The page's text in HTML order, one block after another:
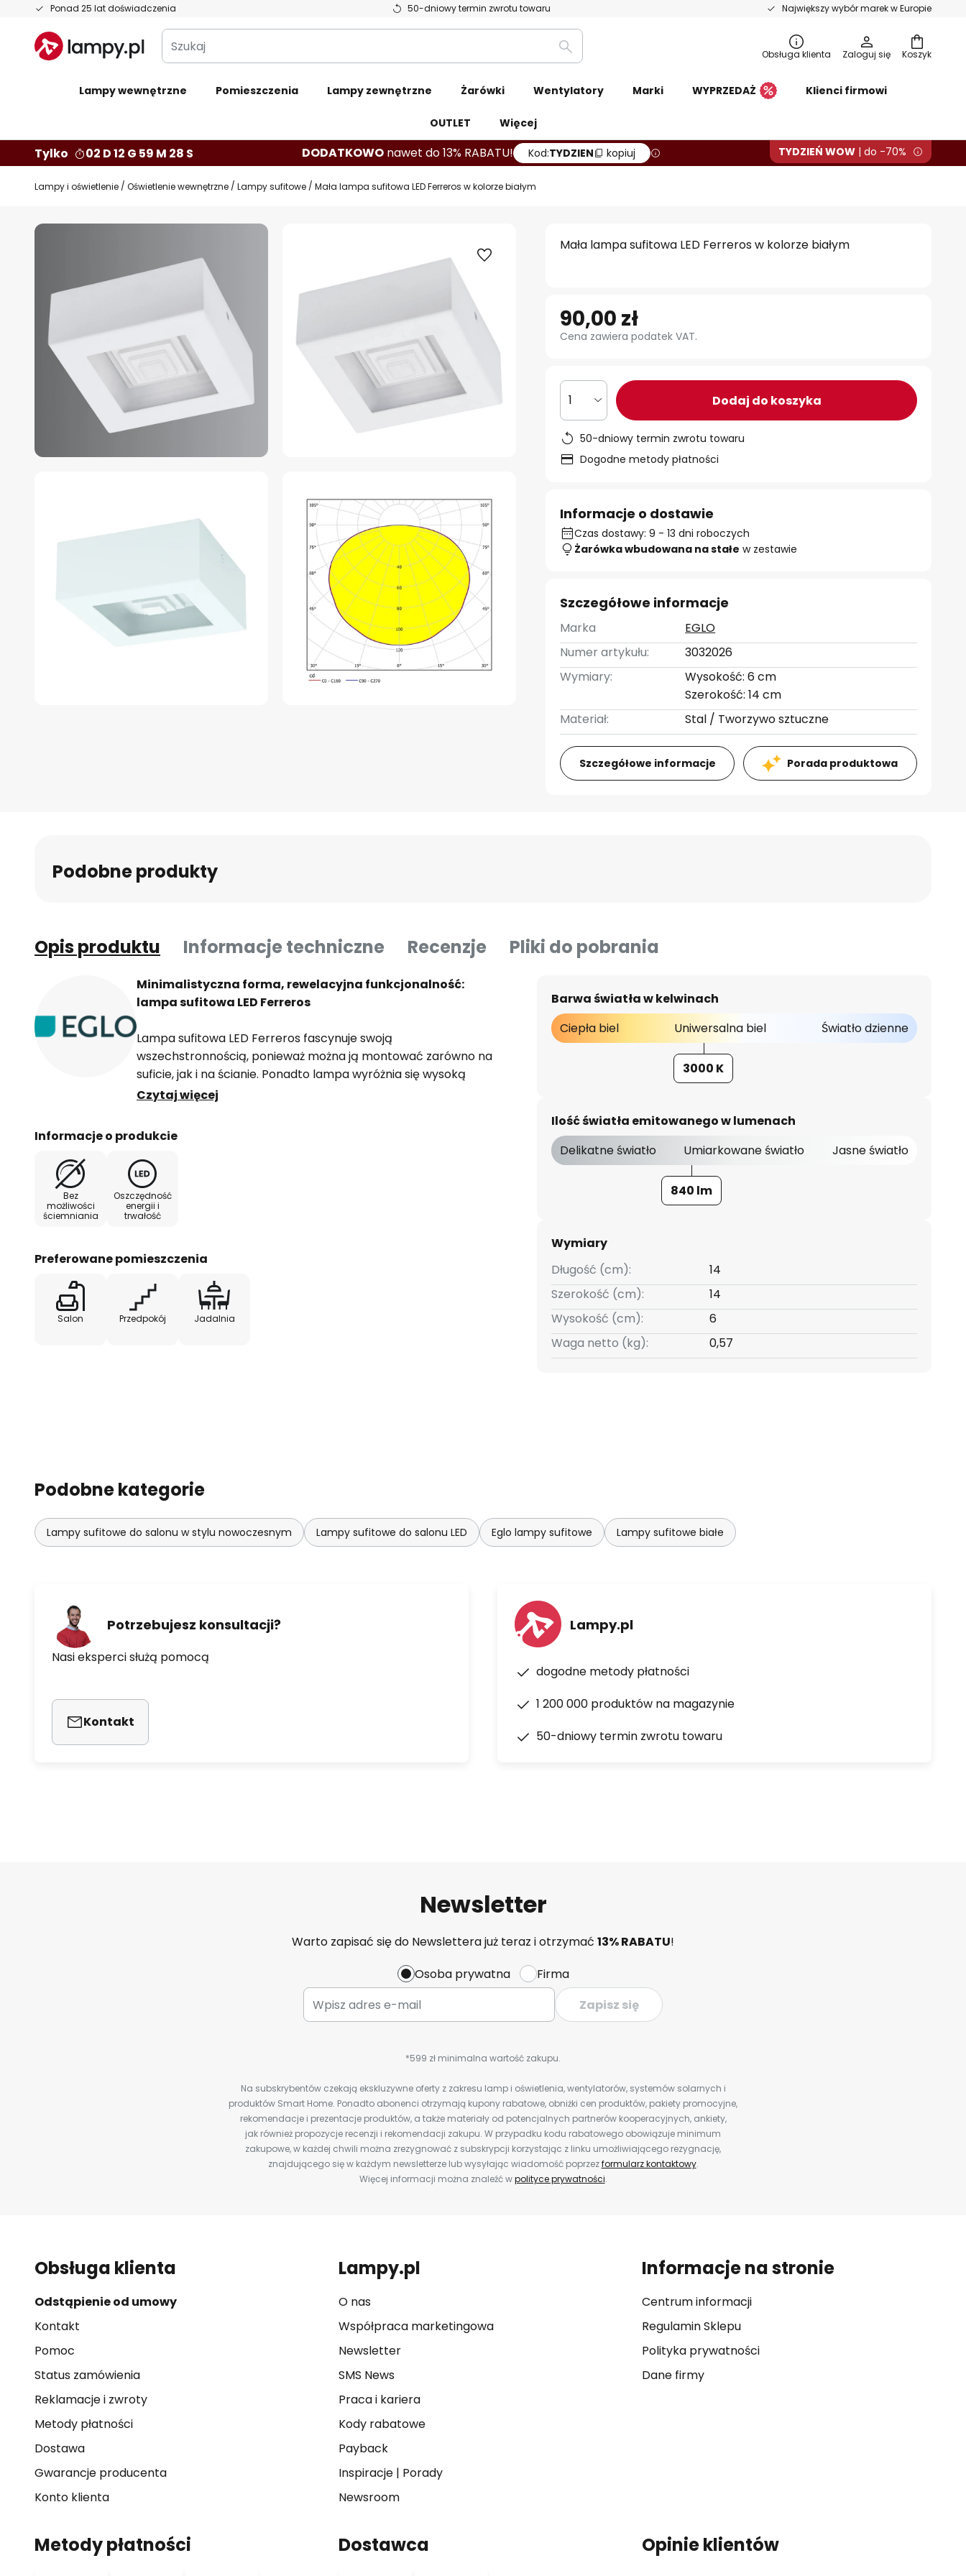
Ponad 25 lat doświadczenia 50-dniowy termin zwrotu towaru Największy wybór marek w Europie
Przejdź
treści
Koszyk
Szukaj
Szukaj
Obsługa klienta Zaloguj się
Lampy wewnętrzne Pomieszczenia Lampy zewnętrzne Żarówki Wentylatory Marki WYPRZEDAŻ Klienci firmowi
OUTLET Więcej
Tylko 02 D 12 G 59 M 27 S DODATKOWO nawet do 13% RABATU! Kod:TYDZIEN kopiuj TYDZIEŃ WOW | do -70%
Lampy i oświetlenie Oświetlenie wewnętrzne Lampy sufitowe Mała lampa sufitowa LED Ferreros w kolorze białym
Przejdź
galerii
Mała lampa sufitowa LED Ferreros w kolorze białym
90,00 zł
Cena zawiera podatek VAT.
1 Dodaj do koszyka
50-dniowy termin zwrotu towaru
Dogodne metody płatności
Informacje o dostawie
Czas dostawy: 9 - 13 dni roboczych
Żarówka wbudowana na stałe w zestawie
Szczegółowe informacje
Marka
EGLO
Numer artykułu:
3032026
Wymiary:
Wysokość: 6 cm
Szerokość: 14 cm
Materiał:
Stal / Tworzywo sztuczne
Szczegółowe informacje Porada produktowa
Podobne produkty
Opis produktu Informacje techniczne Recenzje Pliki do pobrania
Minimalistyczna forma, rewelacyjna funkcjonalność:
lampa sufitowa LED Ferreros
Lampa sufitowa LED Ferreros fascynuje swoją
wszechstronnością, ponieważ można ją montować zarówno na
suficie, jak i na ścianie. Ponadto lampa wyróżnia się wysoką
wydajnością energetyczną. Lampa sufitowa zachowuje
przy pomocy współczesnej technologii LED jest w stanie
przyjazną atmosferę. Wnętrze modelu Ferreros zostało
wykonane z tworzywa sztucznego, a obudowa ze stali. Oba
komponenty utrzymane są w kolorze bieli. Stwarza to ogólne
wrażenie niepozorności lampy, która optycznie idealnie
Czytaj więcej
Informacje o produkcie
Bez
możliwości
ściemniania
Oszczędność
energii i
trwałość
Preferowane pomieszczenia
Salon Przedpokój Jadalnia
Barwa światła w kelwinach
Ciepła biel
Uniwersalna biel Światło dzienne
3000 K
Ilość światła emitowanego w lumenach
Delikatne światło
Umiarkowane światło Jasne światło
840 lm
Wymiary
Długość (cm):
14
Szerokość (cm):
14
Wysokość (cm):
6
Waga netto (kg):
0,57
Podobne kategorie
Lampy sufitowe do salonu w stylu nowoczesnym Lampy sufitowe do salonu LED Eglo lampy sufitowe Lampy sufitowe białe
Potrzebujesz konsultacji?
Nasi eksperci służą pomocą
Kontakt
Lampy.pl
dogodne metody płatności
1 200 000 produktów na magazynie
50-dniowy termin zwrotu towaru
Newsletter
Warto zapisać się do Newslettera już teraz i otrzymać 13% RABATU!
Osoba prywatna
Firma
Zapisz się
*599 zł minimalna wartość zakupu.
Na subskrybentów czekają ekskluzywne oferty z zakresu lamp i oświetlenia, wentylatorów, systemów solarnych i
produktów Smart Home. Ponadto abonenci otrzymają kupony rabatowe, obniżki cen produktów, pakiety promocyjne,
rekomendacje i prezentacje produktów, a także materiały od potencjalnych partnerów kooperacyjnych, ankiety,
jak również propozycje recenzji i rekomendacji zakupu. W przypadku kodu rabatowego obowiązuje minimum
zakupowe, w każdej chwili można zrezygnować z subskrypcji korzystając z linku umożliwiającego rezygnację,
znajdującego się w każdym newsletterze lub wysyłając wiadomość poprzezformularz kontaktowy.
Więcej informacji można znaleźć wpolityce prywatności.
Obsługa klienta
Odstąpienie od umowy
Kontakt
Pomoc
Status zamówienia
Reklamacje i zwroty
Metody płatności
Dostawa
Gwarancje producenta
Konto klienta
Lampy.pl
O nas
Współpraca marketingowa
Newsletter
SMS News
Praca i kariera
Kody rabatowe
Payback
Inspiracje| Porady
Newsroom
Informacje na stronie
Centrum informacji
Regulamin Sklepu
Polityka prywatności
Dane firmy
Metody płatności Dostawca Opinie klientów